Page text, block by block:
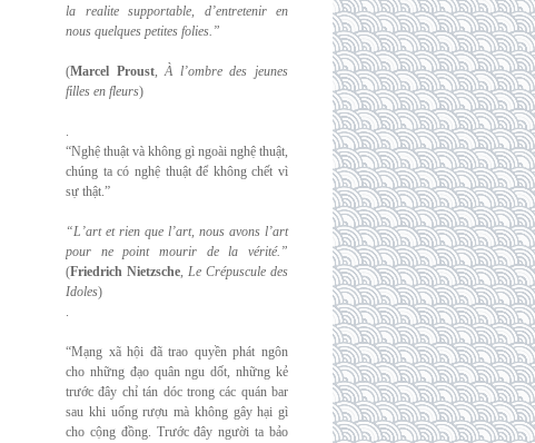
la realite supportable, d’entretenir en
nous quelques petites folies.”
(Marcel Proust,À l’ombre des jeunes
filles en fleurs)
.
“Nghệ thuật và không gì ngoài nghệ thuật,
chúng ta có nghệ thuật để không chết vì
sự thật.”
“L’art et rien que l’art, nous avons l’art
pour ne point mourir de la vérité.”
(Friedrich Nietzsche, Le Crépuscule des
Idoles)
.
“Mạng xã hội đã trao quyền phát ngôn
cho những đạo quân ngu dốt, những kẻ
trước đây chỉ tán dóc trong các quán bar
sau khi uống rượu mà không gây hại gì
cho cộng đồng. Trước đây người ta bảo